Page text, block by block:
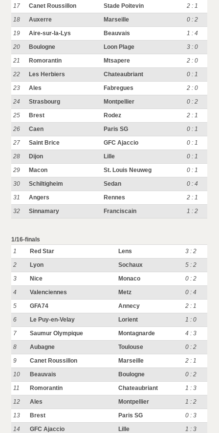
17
Canet Roussillon Stade Poitevin
2 : 1
18
Auxerre Marseille
0 : 2
19
Aire-sur-la-Lys Beauvais
1 : 4
20
Boulogne Loon Plage
3 : 0
21
Romorantin Mtsapere
2 : 0
22
Les Herbiers Chateaubriant
0 : 1
23
Ales Fabregues
2 : 0
24
Strasbourg Montpellier
0 : 2
25
Brest Rodez
2 : 1
26
Caen Paris SG
0 : 1
27
Saint Brice GFC Ajaccio
0 : 1
28
Dijon Lille
0 : 1
29
Macon St. Louis Neuweg
0 : 1
30
Schiltigheim Sedan
0 : 4
31
Angers Rennes
2 : 1
32
Sinnamary Franciscain 1 : 2
1/16-finals
1
Red Star Lens
3 : 2
2
Lyon Sochaux
5 : 2
3
Nice Monaco
0 : 2
4
Valenciennes Metz
0 : 4
5
GFA74 Annecy
2 : 1
6
Le Puy-en-Velay Lorient
1 : 0
7
Saumur Olympique Montagnarde
4 : 3
8
Aubagne Toulouse
0 : 2
9
Canet Roussillon Marseille
2 : 1
10
Beauvais Boulogne
0 : 2
11
Romorantin Chateaubriant
1 : 3
12
Ales Montpellier
1 : 2
13
Brest Paris SG
0 : 3
14
GFC Ajaccio Lille
1 : 3